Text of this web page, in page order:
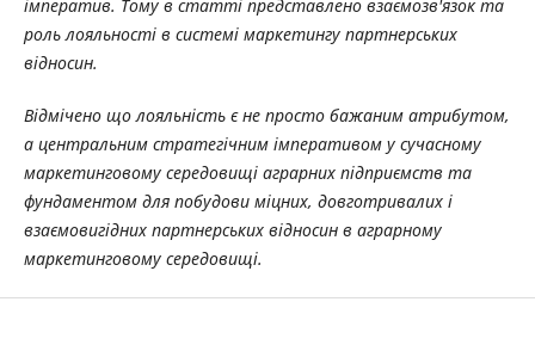
імператив. Тому в статті представлено взаємозв'язок та
роль лояльності в системі маркетингу партнерських
відносин.
Відмічено що лояльність є не просто бажаним атрибутом,
а центральним стратегічним імперативом у сучасному
маркетинговому середовищі аграрних підприємств та
фундаментом для побудови міцних, довготривалих і
взаємовигідних партнерських відносин в аграрному
маркетинговому середовищі.